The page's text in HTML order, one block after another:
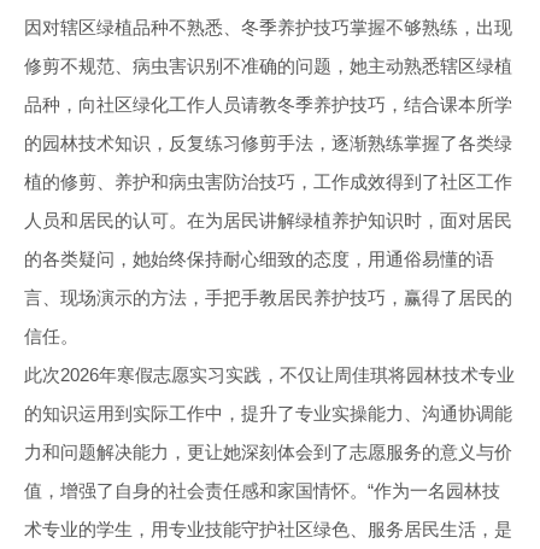
因对辖区绿植品种不熟悉、冬季养护技巧掌握不够熟练，出现
修剪不规范、病虫害识别不准确的问题，她主动熟悉辖区绿植
品种，向社区绿化工作人员请教冬季养护技巧，结合课本所学
的园林技术知识，反复练习修剪手法，逐渐熟练掌握了各类绿
植的修剪、养护和病虫害防治技巧，工作成效得到了社区工作
人员和居民的认可。在为居民讲解绿植养护知识时，面对居民
的各类疑问，她始终保持耐心细致的态度，用通俗易懂的语
言、现场演示的方法，手把手教居民养护技巧，赢得了居民的
信任。
此次2026年寒假志愿实习实践，不仅让周佳琪将园林技术专业
的知识运用到实际工作中，提升了专业实操能力、沟通协调能
力和问题解决能力，更让她深刻体会到了志愿服务的意义与价
值，增强了自身的社会责任感和家国情怀。“作为一名园林技
术专业的学生，用专业技能守护社区绿色、服务居民生活，是